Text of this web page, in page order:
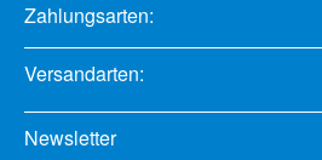
Zahlungsarten:
Versandarten:
Newsletter